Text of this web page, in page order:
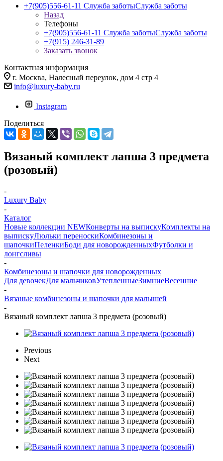
+7(905)556-61-11 Служба заботыСлужба заботы
Назад
Телефоны
+7(905)556-61-11 Служба заботыСлужба заботы
+7(915) 246-31-89
Заказать звонок
Контактная информация
г. Москва, Налесный переулок, дом 4 стр 4
info@luxury-baby.ru
Instagram
Поделиться
Вязаный комплект лапша 3 предмета
(розовый)
-
Luxury Baby
-
Каталог
Новые коллекции NEWКонверты на выпискуКомплекты на
выпискуЛюльки переноскиКомбинезоны и
шапочкиПеленкиБоди для новорожденныхФутболки и
лонгсливы
-
Комбинезоны и шапочки для новорожденных
Для девочекДля мальчиковУтепленныеЗимниеВесенние
-
Вязаные комбинезоны и шапочки для малышей
-
Вязаный комплект лапша 3 предмета (розовый)
Previous
Next